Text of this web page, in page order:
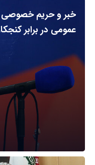
خبر و حریم خصوصی
عمومی در برابر